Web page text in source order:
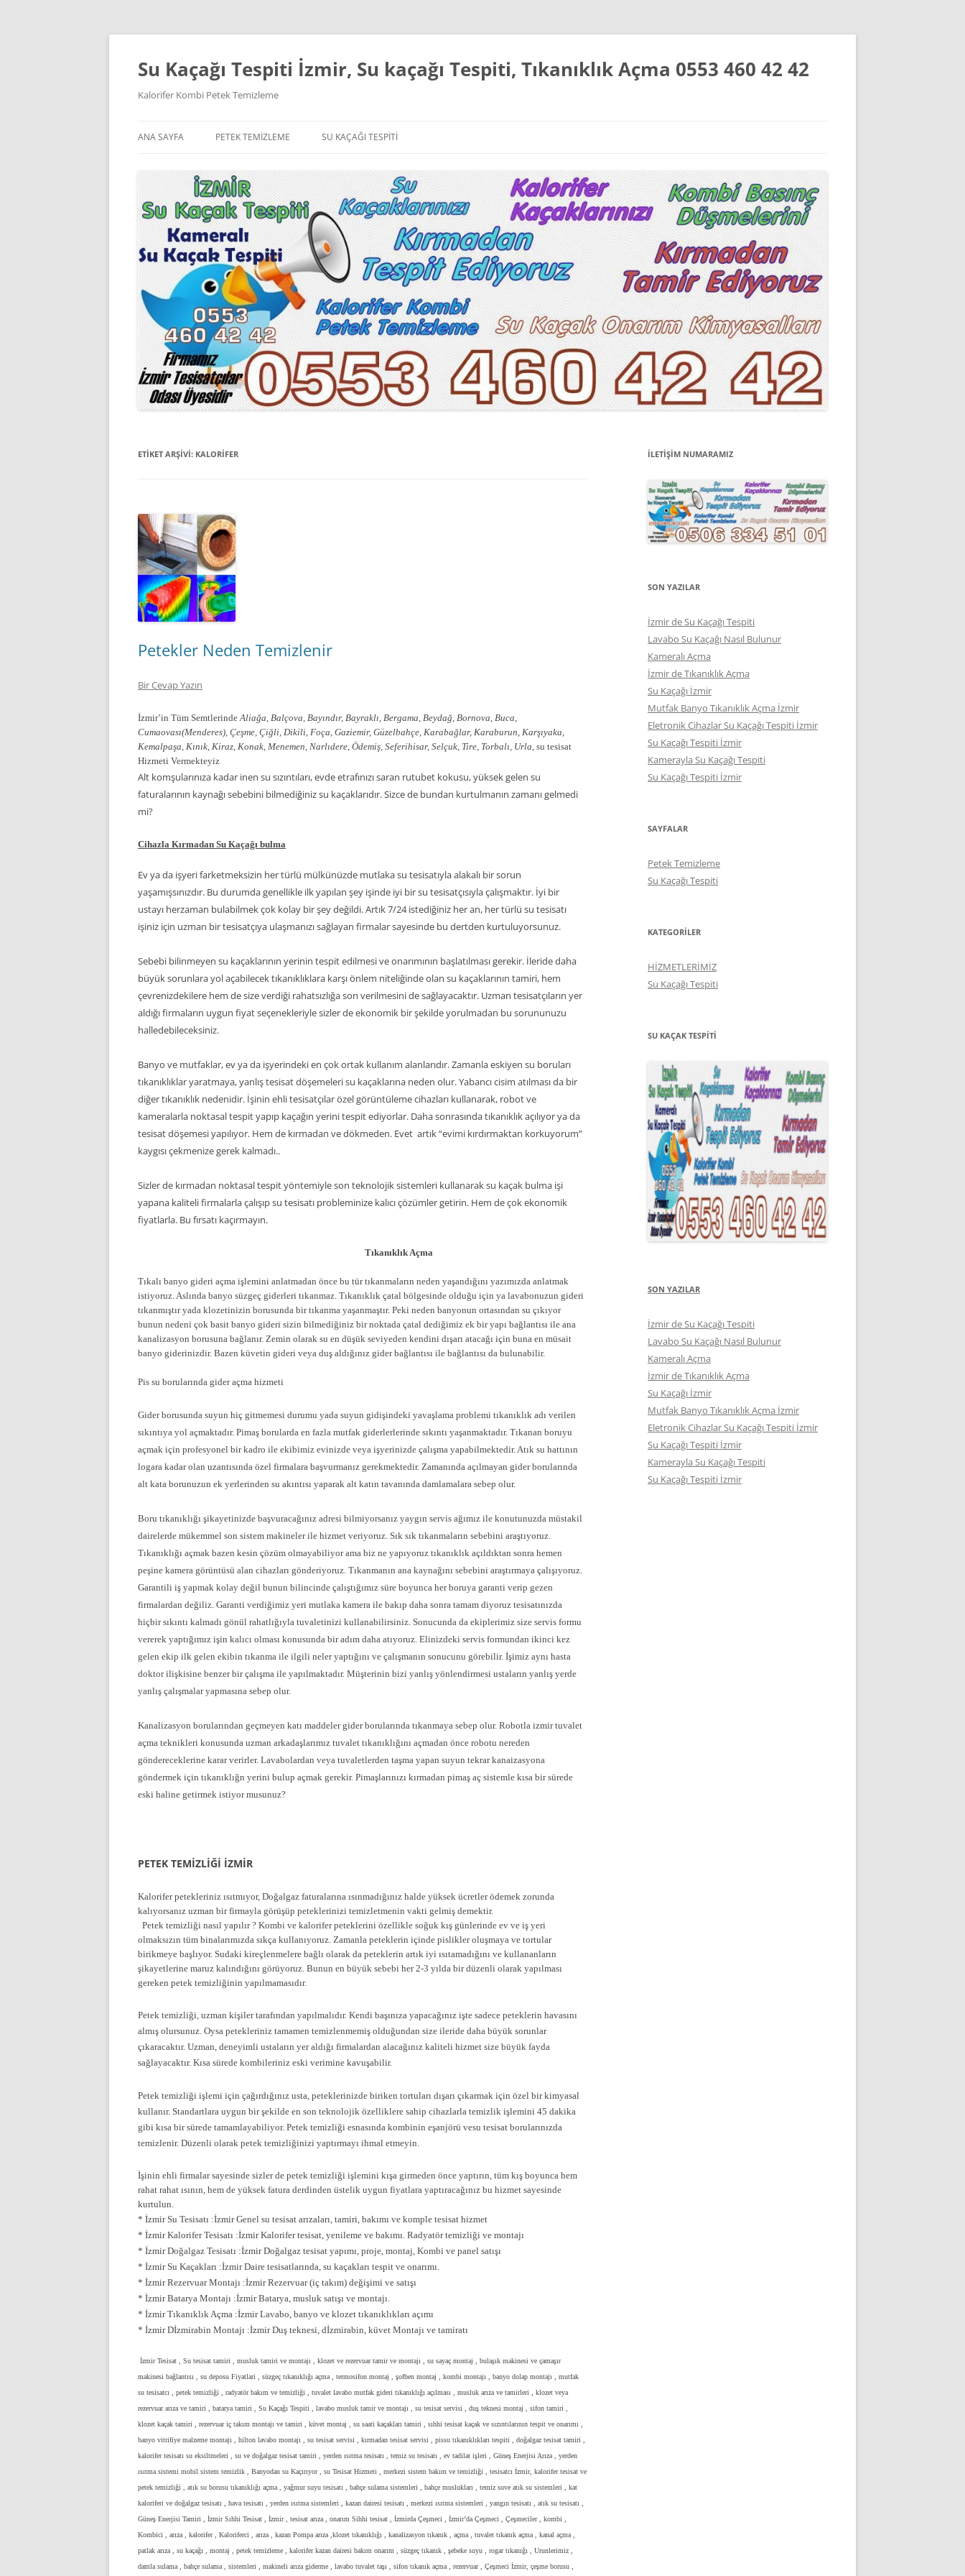
İçeriğe
Su Kaçağı Tespiti İzmir, Su kaçağı Tespiti, Tıkanıklık Açma 0553 460 42 42
Kalorifer Kombi Petek Temizleme
ANA SAYFA PETEK TEMIZLEME SU KAÇAĞI TESPITI
ETIKET ARŞIVI: KALORIFER
Petekler Neden Temizlenir
Bir Cevap Yazın
İzmir’in Tüm SemtlerindeAliağa, Balçova, Bayındır, Bayraklı, Bergama, Beydağ, Bornova, Buca,
Cumaovası(Menderes), Çeşme, Çiğli, Dikili, Foça, Gaziemir, Güzelbahçe, Karabağlar, Karaburun, Karşıyaka,
Kemalpaşa, Kınık, Kiraz, Konak, Menemen, Narlıdere, Ödemiş, Seferihisar, Selçuk, Tire, Torbalı, Urla, su tesisat
Hizmeti Vermekteyiz
Alt komşularınıza kadar inen su sızıntıları, evde etrafınızı saran rutubet kokusu, yüksek gelen su
faturalarının kaynağı sebebini bilmediğiniz su kaçaklarıdır. Sizce de bundan kurtulmanın zamanı gelmedi
mi?
Cihazla Kırmadan Su Kaçağı bulma
Ev ya da işyeri farketmeksizin her türlü mülkünüzde mutlaka su tesisatıyla alakalı bir sorun
yaşamışsınızdır. Bu durumda genellikle ilk yapılan şey işinde iyi bir su tesisatçısıyla çalışmaktır. İyi bir
ustayı herzaman bulabilmek çok kolay bir şey değildi. Artık 7/24 istediğiniz her an, her türlü su tesisatı
işiniz için uzman bir tesisatçıya ulaşmanızı sağlayan firmalar sayesinde bu dertden kurtuluyorsunuz.
Sebebi bilinmeyen su kaçaklarının yerinin tespit edilmesi ve onarımının başlatılması gerekir. İleride daha
büyük sorunlara yol açabilecek tıkanıklıklara karşı önlem niteliğinde olan su kaçaklarının tamiri, hem
çevrenizdekilere hem de size verdiği rahatsızlığa son verilmesini de sağlayacaktır. Uzman tesisatçıların yer
aldığı firmaların uygun fiyat seçenekleriyle sizler de ekonomik bir şekilde yorulmadan bu sorununuzu
halledebileceksiniz.
Banyo ve mutfaklar, ev ya da işyerindeki en çok ortak kullanım alanlarıdır. Zamanla eskiyen su boruları
tıkanıklıklar yaratmaya, yanlış tesisat döşemeleri su kaçaklarına neden olur. Yabancı cisim atılması da bir
diğer tıkanıklık nedenidir. İşinin ehli tesisatçılar özel görüntüleme cihazları kullanarak, robot ve
kameralarla noktasal tespit yapıp kaçağın yerini tespit ediyorlar. Daha sonrasında tıkanıklık açılıyor ya da
tesisat döşemesi yapılıyor. Hem de kırmadan ve dökmeden. Evet artık “evimi kırdırmaktan korkuyorum”
kaygısı çekmenize gerek kalmadı..
Sizler de kırmadan noktasal tespit yöntemiyle son teknolojik sistemleri kullanarak su kaçak bulma işi
yapana kaliteli firmalarla çalışıp su tesisatı probleminize kalıcı çözümler getirin. Hem de çok ekonomik
fiyatlarla. Bu fırsatı kaçırmayın.
Tıkanıklık Açma
Tıkalı banyo gideri açma işlemini anlatmadan önce bu tür tıkanmaların neden yaşandığını yazımızda anlatmak
istiyoruz. Aslında banyo süzgeç giderleri tıkanmaz. Tıkanıklık çatal bölgesinde olduğu için ya lavabonuzun gideri
tıkanmıştır yada klozetinizin borusunda bir tıkanma yaşanmaştır. Peki neden banyonun ortasından su çıkıyor
bunun nedeni çok basit banyo gideri sizin bilmediğiniz bir noktada çatal dediğimiz ek bir yapı bağlantısı ile ana
kanalizasyon borusuna bağlanır. Zemin olarak su en düşük seviyeden kendini dışarı atacağı için buna en müsait
banyo giderinizdir. Bazen küvetin gideri veya duş aldığınız gider bağlantısı ile bağlantısı da bulunabilir.
Pis su borularında gider açma hizmeti
Gider borusunda suyun hiç gitmemesi durumu yada suyun gidişindeki yavaşlama problemi tıkanıklık adı verilen
sıkıntıya yol açmaktadır. Pimaş borularda en fazla mutfak giderlerlerinde sıkıntı yaşanmaktadır. Tıkanan boruyu
açmak için profesyonel bir kadro ile ekibimiz evinizde veya işyerinizde çalışma yapabilmektedir. Atık su hattının
logara kadar olan uzantısında özel firmalara başvurmanız gerekmektedir. Zamanında açılmayan gider borularında
alt kata borunuzun ek yerlerinden su akıntısı yaparak alt katın tavanında damlamalara sebep olur.
Boru tıkanıklığı şikayetinizde başvuracağınız adresi bilmiyorsanız yaygın servis ağımız ile konutunuzda müstakil
dairelerde mükemmel son sistem makineler ile hizmet veriyoruz. Sık sık tıkanmaların sebebini araştıyoruz.
Tıkanıklığı açmak bazen kesin çözüm olmayabiliyor ama biz ne yapıyoruz tıkanıklık açıldıktan sonra hemen
peşine kamera görüntüsü alan cihazları gönderiyoruz. Tıkanmanın ana kaynağını sebebini araştırmaya çalışıyoruz.
Garantili iş yapmak kolay değil bunun bilincinde çalıştığımız süre boyunca her boruya garanti verip gezen
firmalardan değiliz. Garanti verdiğimiz yeri mutlaka kamera ile bakıp daha sonra tamam diyoruz tesisatınızda
hiçbir sıkıntı kalmadı gönül rahatlığıyla tuvaletinizi kullanabilirsiniz. Sonucunda da ekiplerimiz size servis formu
vererek yaptığımız işin kalıcı olması konusunda bir adım daha atıyoruz. Elinizdeki servis formundan ikinci kez
gelen ekip ilk gelen ekibin tıkanma ile ilgili neler yaptığını ve çalışmanın sonucunu görebilir. İşimiz aynı hasta
doktor ilişkisine benzer bir çalışma ile yapılmaktadır. Müşterinin bizi yanlış yönlendirmesi ustaların yanlış yerde
yanlış çalışmalar yapmasına sebep olur.
Kanalizasyon borularından geçmeyen katı maddeler gider borularında tıkanmaya sebep olur. Robotla izmir tuvalet
açma teknikleri konusunda uzman arkadaşlarımız tuvalet tıkanıklığını açmadan önce robotu nereden
göndereceklerine karar verirler. Lavabolardan veya tuvaletlerden taşma yapan suyun tekrar kanaizasyona
göndermek için tıkanıklığn yerini bulup açmak gerekir. Pimaşlarınızı kırmadan pimaş aç sistemle kısa bir sürede
eski haline getirmek istiyor musunuz?
PETEK TEMİZLİĞİ İZMİR
Kalorifer petekleriniz ısıtmıyor, Doğalgaz faturalarına ısınmadığınız halde yüksek ücretler ödemek zorunda
kalıyorsanız uzman bir firmayla görüşüp peteklerinizi temizletmenin vakti gelmiş demektir.
Petek temizliği nasıl yapılır ? Kombi ve kalorifer peteklerini özellikle soğuk kış günlerinde ev ve iş yeri
olmaksızın tüm binalarımızda sıkça kullanıyoruz. Zamanla peteklerin içinde pislikler oluşmaya ve tortular
birikmeye başlıyor. Sudaki kireçlenmelere bağlı olarak da peteklerin artık iyi ısıtamadığını ve kullananların
şikayetlerine maruz kalındığını görüyoruz. Bunun en büyük sebebi her 2-3 yılda bir düzenli olarak yapılması
gereken petek temizliğinin yapılmamasıdır.
Petek temizliği, uzman kişiler tarafından yapılmalıdır. Kendi başınıza yapacağınız işte sadece peteklerin havasını
almış olursunuz. Oysa petekleriniz tamamen temizlenmemiş olduğundan size ileride daha büyük sorunlar
çıkaracaktır. Uzman, deneyimli ustaların yer aldığı firmalardan alacağınız kaliteli hizmet size büyük fayda
sağlayacaktır. Kısa sürede kombileriniz eski verimine kavuşabilir.
Petek temizliği işlemi için çağırdığınız usta, peteklerinizde biriken tortuları dışarı çıkarmak için özel bir kimyasal
kullanır. Standartlara uygun bir şekilde en son teknolojik özelliklere sahip cihazlarla temizlik işlemini 45 dakika
gibi kısa bir sürede tamamlayabiliyor. Petek temizliği esnasında kombinin eşanjörü vesu tesisat borularınızda
temizlenir. Düzenli olarak petek temizliğinizi yaptırmayı ihmal etmeyin.
İşinin ehli firmalar sayesinde sizler de petek temizliği işlemini kışa girmeden önce yaptırın, tüm kış boyunca hem
rahat rahat ısının, hem de yüksek fatura derdinden üstelik uygun fiyatlara yaptıracağınız bu hizmet sayesinde
kurtulun.
* İzmir Su Tesisatı :İzmir Genel su tesisat arızaları, tamiri, bakımı ve komple tesisat hizmet
* İzmir Kalorifer Tesisatı :İzmir Kalorifer tesisat, yenileme ve bakımı. Radyatör temizliği ve montajı
* İzmir Doğalgaz Tesisatı :İzmir Doğalgaz tesisat yapımı, proje, montaj, Kombi ve panel satışı
* İzmir Su Kaçakları :İzmir Daire tesisatlarında, su kaçakları tespit ve onarımı.
* İzmir Rezervuar Montajı :İzmir Rezervuar (iç takım) değişimi ve satışı
* İzmir Batarya Montajı :İzmir Batarya, musluk satışı ve montajı.
* İzmir Tıkanıklık Açma :İzmir Lavabo, banyo ve klozet tıkanıklıkları açımı
* İzmir Dİzmirabin Montajı :İzmir Duş teknesi, dİzmirabin, küvet Montajı ve tamiratı
İzmir Tesisat , Su tesisat tamiri , musluk tamiri ve montajı , klozet ve rezervuar tamir ve montajı , su sayaç montaj , bulaşık makinesi ve çamaşır
makinesi bağlantısı , su deposu Fiyatlari , süzgeç tıkanıklığı açma , termosifon montaj , şofben montaj , kombi montajı , banyo dolap montajı , mutfak
su tesisatcı , petek temizliği , radyatör bakım ve temizliği , tuvalet lavabo mutfak gideri tıkanıklığı açılması , musluk arıza ve tamirleri , klozet veya
rezervuar arıza ve tamiri , batarya tamiri , Su Kaçağı Tespiti , lavabo musluk tamir ve montajı , su tesisat servisi , duş teknesi montaj , sifon tamiri ,
klozet kaçak tamiri , rezervuar iç takım montajı ve tamiri , küvet montaj , su saati kaçakları tamiri , sıhhi tesisat kaçak ve sızıntılarının tespit ve onarımı ,
banyo vitrifiye malzeme montajı , hilton lavabo montajı , su tesisat servisi , kırmadan tesisat servisi , pissu tıkanıklıkları tespiti , doğalgaz tesisat tamiri ,
kalorifer tesisatı su eksiltmeleri , su ve doğalgaz tesisat tamiri , yerden ısıtma tesisatı , temiz su tesisatı , ev tadilat işleri , Güneş Enerjisi Arıza , yerden
ısıtma sistemi mobil sistem temizlik , Banyodan su Kaçırıyor , su Tesisat Hizmeti , merkezi sistem bakım ve temizliği , tesisatcı İzmir, kalorifer tesisat ve
petek temizliği , atık su borusu tıkanıklığı açma , yağmur suyu tesisatı , bahçe sulama sistemleri , bahçe muslukları , temiz suve atık su sistemleri , kat
kaloriferi ve doğalgaz tesisatı , hava tesisatı , yerden ısıtma sistemleri , kazan dairesi tesisatı , merkezi ısıtma sistemleri , yangın tesisatı , atık su tesisatı ,
Güneş Enerjisi Tamiri , İzmir Sıhhi Tesisat , İzmir , tesisat arıza , onarım Sihhi tesisat , İzmirda Çeşmeci , İzmir’da Çeşmeci , Çeşmeciler , kombi ,
Kombici , arıza , kalorifer , Kaloriferci , arıza , kazan Pompa arıza ,klozet tıkanıklığı , kanalizasyon tıkanık , açma , tuvalet tıkanık açma , kanal açma ,
patlak arıza , su kaçağı , montaj , petek temizleme , kalorifer kazan dairesi bakım onarım , süzgeç tıkanık , şebeke suyu , rogar tıkanığı , Urunlerimiz ,
damla sulama , bahçe sulama , sistemleri , makineli arıza giderme , lavabo tuvalet taşı , sifon tıkanık açma , rezervuar , Çeşmeci İzmir, çeşme borusu ,
İLETİŞİM NUMARAMIZ
SON YAZILAR
İzmir de Su Kaçağı Tespiti
Lavabo Su Kaçağı Nasıl Bulunur
Kameralı Açma
İzmir de Tıkanıklık Açma
Su Kaçağı İzmir
Mutfak Banyo Tıkanıklık Açma İzmir
Eletronik Cihazlar Su Kaçağı Tespiti İzmir
Su Kaçağı Tespiti İzmir
Kamerayla Su Kaçağı Tespiti
Su Kaçağı Tespiti İzmir
SAYFALAR
Petek Temizleme
Su Kaçağı Tespiti
KATEGORILER
HİZMETLERİMİZ
Su Kaçağı Tespiti
SU KAÇAK TESPITI
SON YAZILAR
İzmir de Su Kaçağı Tespiti
Lavabo Su Kaçağı Nasıl Bulunur
Kameralı Açma
İzmir de Tıkanıklık Açma
Su Kaçağı İzmir
Mutfak Banyo Tıkanıklık Açma İzmir
Eletronik Cihazlar Su Kaçağı Tespiti İzmir
Su Kaçağı Tespiti İzmir
Kamerayla Su Kaçağı Tespiti
Su Kaçağı Tespiti İzmir